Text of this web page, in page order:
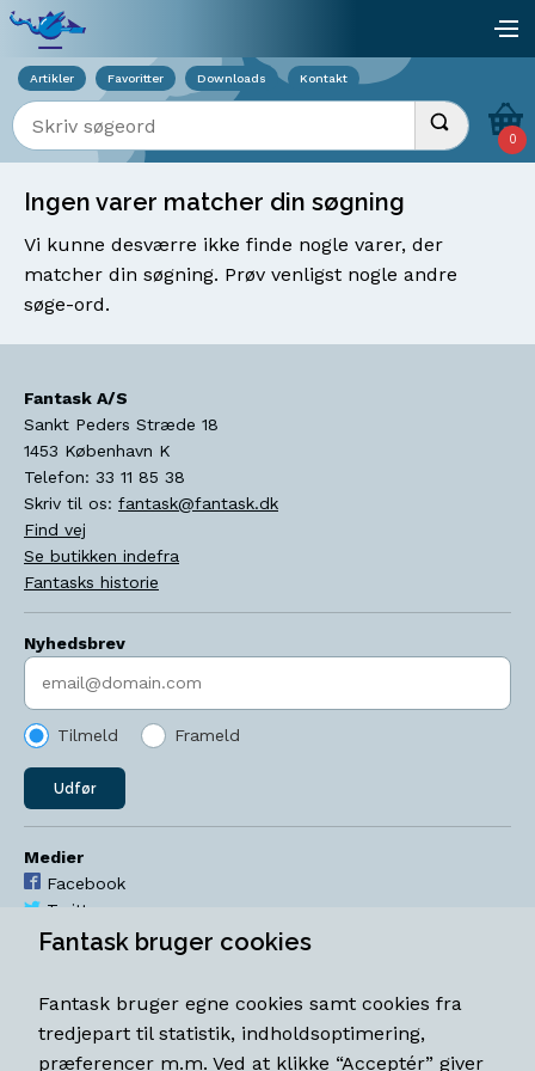
Artikler Favoritter Downloads Kontakt
Indtast søgeord Udfør søgning
0
Ingen varer matcher din søgning
Vi kunne desværre ikke finde nogle varer, der
matcher din søgning. Prøv venligst nogle andre
søge-ord.
Fantask A/S
Sankt Peders Stræde 18
1453 København K
Telefon: 33 11 85 38
Skriv til os: fantask@fantask.dk
Find vej
Se butikken indefra
Fantasks historie
Nyhedsbrev
Indtast søgeord
Tilmeld Frameld
Udfør
Medier
Facebook
Twitter
YouTube
Åbningstider
Mandag-torsdag 11-18
Viser overlay for indkøbskurv
Fantask bruger cookies
Fantask bruger egne cookies samt cookies fra
tredjepart til statistik, indholdsoptimering,
præferencer m.m. Ved at klikke “Acceptér” giver